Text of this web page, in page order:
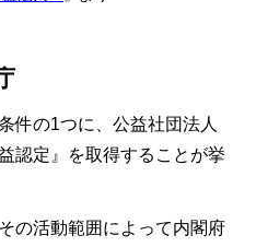
件の1つに、公益社団法人
認定』を取得することが挙
の活動範囲によって内閣府